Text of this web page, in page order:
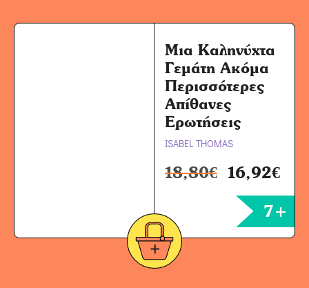
Μια Καληνύχτα
Γεμάτη Ακόμα
Περισσότερες
Απίθανες
Ερωτήσεις
ISABEL THOMAS
18,80€ 16,92€
7+